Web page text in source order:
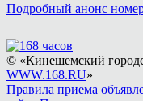
Подробный анонс
© «Кинешемский
WWW.168.RU»
Правила приема